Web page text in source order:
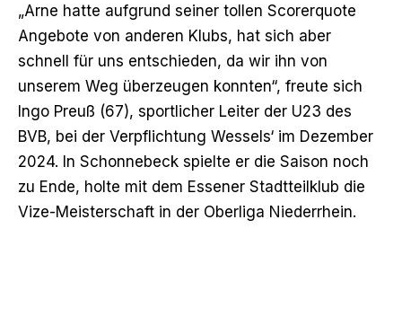
„Arne hatte aufgrund seiner tollen Scorerquote
Angebote von anderen Klubs, hat sich aber
schnell für uns entschieden, da wir ihn von
unserem Weg überzeugen konnten“, freute sich
Ingo Preuß (67), sportlicher Leiter der U23 des
BVB, bei der Verpflichtung Wessels‘ im Dezember
2024. In Schonnebeck spielte er die Saison noch
zu Ende, holte mit dem Essener Stadtteilklub die
Vize-Meisterschaft in der Oberliga Niederrhein.